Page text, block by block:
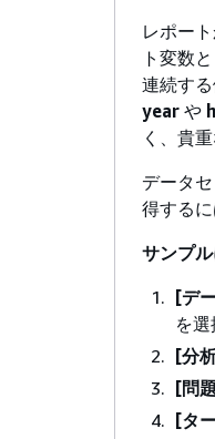
レポー
ト変数
連続す
year や
く、貴
データ
得する
サンプ
[デ
を選
[分
[問
[タ